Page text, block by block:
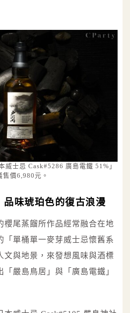
威士忌 Cask#5286 廣島電鐵 51%」
售價6,980元。
品味琥珀色的復古浪漫
櫻尾蒸餾所作品經常融合在地
「單桶單一麥芽威士忌懷舊系
文與地景，來發想風味與酒標
嚴島鳥居」與「廣島電鐵」